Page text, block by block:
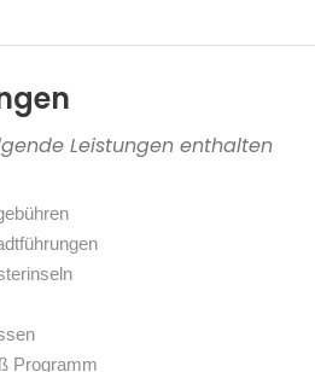
Leistungen enthalten
Programm